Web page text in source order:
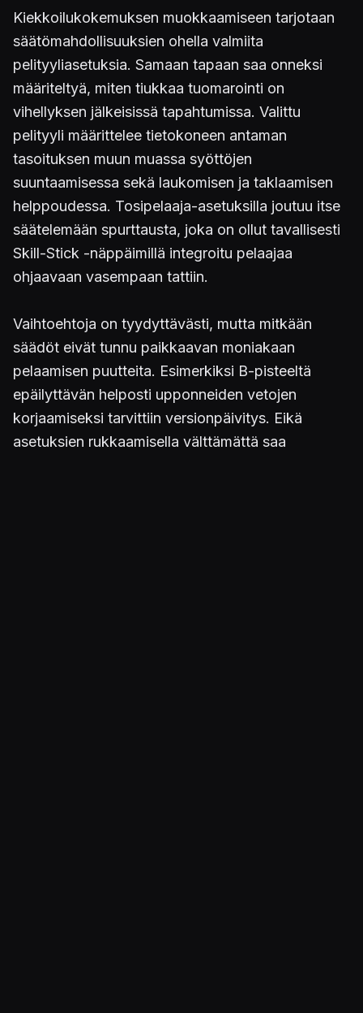
Kiekkoilukokemuksen muokkaamiseen tarjotaan
säätömahdollisuuksien ohella valmiita
pelityyliasetuksia. Samaan tapaan saa onneksi
määriteltyä, miten tiukkaa tuomarointi on
vihellyksen jälkeisissä tapahtumissa. Valittu
pelityyli määrittelee tietokoneen antaman
tasoituksen muun muassa syöttöjen
suuntaamisessa sekä laukomisen ja taklaamisen
helppoudessa. Tosipelaaja-asetuksilla joutuu itse
säätelemään spurttausta, joka on ollut tavallisesti
Skill-Stick -näppäimillä integroitu pelaajaa
ohjaavaan vasempaan tattiin.
Vaihtoehtoja on tyydyttävästi, mutta mitkään
säädöt eivät tunnu paikkaavan moniakaan
pelaamisen puutteita. Esimerkiksi B-pisteeltä
epäilyttävän helposti upponneiden vetojen
korjaamiseksi tarvittiin versionpäivitys. Eikä
asetuksien rukkaamisella välttämättä saa